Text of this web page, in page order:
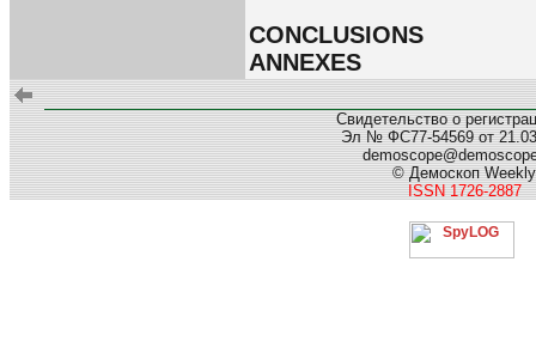
CONCLUSIONS
ANNEXES
Свидетельство о
Эл № ФС77-54569 от
© Демоскоп Weekly
ISSN 1726-2887